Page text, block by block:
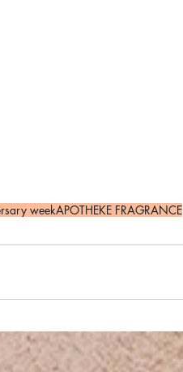
weekAPOTHEKE FRAGRANCE